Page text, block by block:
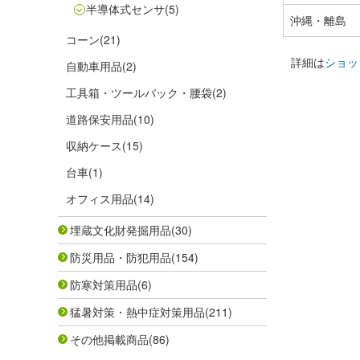
半導体式センサ(5)
コーン(21)
自動車用品(2)
工具箱・ツールバック・腰袋(2)
道路保安用品(10)
収納ケース(15)
台車(1)
オフィス用品(14)
埋蔵文化財発掘用品(30)
防災用品・防犯用品(154)
防寒対策用品(6)
猛暑対策・熱中症対策用品(211)
その他掲載商品(86)
沖縄・離島
詳細はショ